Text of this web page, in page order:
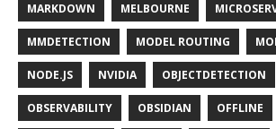
MARKDOWN MELBOURNE
MMDETECTION MODEL ROUTING
NODE.JS NVIDIA OBJECTDETECTION
OBSERVABILITY OBSIDIAN OFFLINE